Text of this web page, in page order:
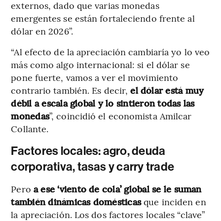
externos, dado que varias monedas
emergentes se están fortaleciendo frente al
dólar en 2026”.
“Al efecto de la apreciación cambiaría yo lo veo
más como algo internacional: si el dólar se
pone fuerte, vamos a ver el movimiento
contrario también. Es decir,el dólar está muy
débil a escala global y lo sintieron todas las
monedas”, coincidió el economista Amilcar
Collante.
Factores locales: agro, deuda
corporativa, tasas y carry trade
Pero a ese ‘viento de cola’ global se le suman
también dinámicas domésticasque inciden en
la apreciación. Los dos factores locales “clave”